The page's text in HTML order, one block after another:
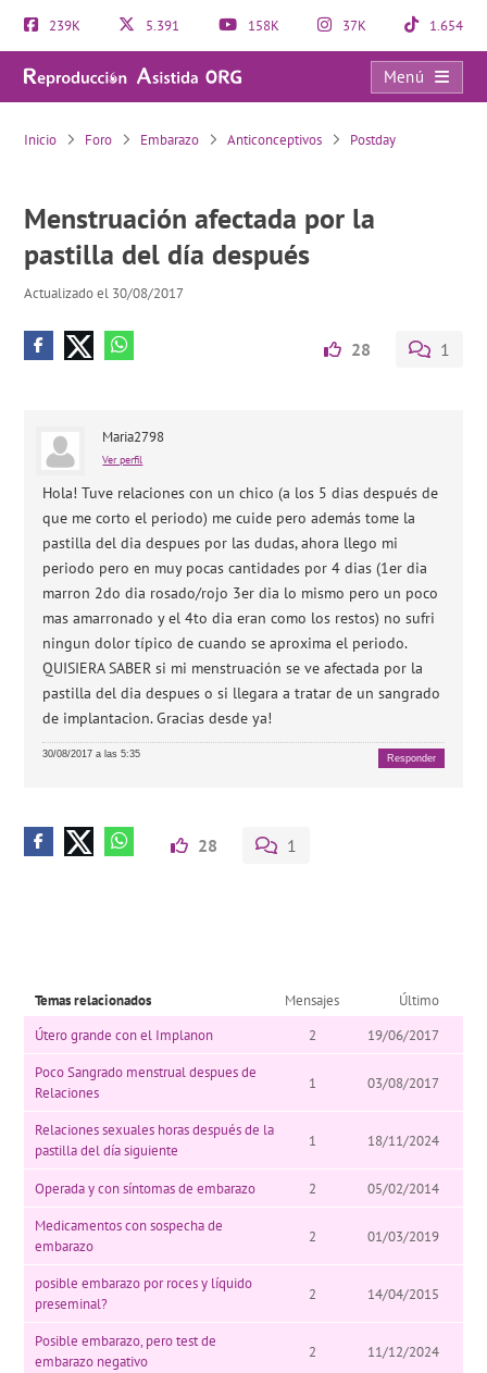
239K 5.391 158K 37K 1.654
Menú
Menstruación afectada por la pastilla del día después
Inicio Foro Embarazo Anticonceptivos Postday
Menstruación afectada por la
pastilla del día después
Actualizado el 30/08/2017
28 1
Maria2798
Ver perfil
Hola! Tuve relaciones con un chico (a los 5 dias después de
que me corto el periodo) me cuide pero además tome la
pastilla del dia despues por las dudas, ahora llego mi
periodo pero en muy pocas cantidades por 4 dias (1er dia
marron 2do dia rosado/rojo 3er dia lo mismo pero un poco
mas amarronado y el 4to dia eran como los restos) no sufri
ningun dolor típico de cuando se aproxima el periodo.
QUISIERA SABER si mi menstruación se ve afectada por la
pastilla del dia despues o si llegara a tratar de un sangrado
de implantacion. Gracias desde ya!
30/08/2017 a las 5:35 Responder
28 1
Temas relacionados Mensajes
Último
Útero grande con el Implanon
2
19/06/2017
Poco Sangrado menstrual despues de
Relaciones
1 03/08/2017
Relaciones sexuales horas después de la
pastilla del día siguiente
1 18/11/2024
Operada y con síntomas de embarazo 2
05/02/2014
Medicamentos con sospecha de
embarazo
2 01/03/2019
posible embarazo por roces y líquido
preseminal?
2 14/04/2015
Posible embarazo, pero test de
embarazo negativo
2 11/12/2024